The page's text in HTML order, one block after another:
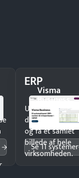
ERPVisma
Business
Undgå
og få ét samlet
billede af hele
virksomheden.
Se 11 systemer